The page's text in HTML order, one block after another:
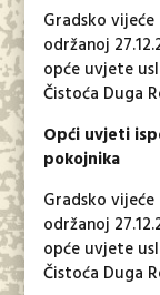
Gradsko vijeće
održanoj
opće uvjete
Čistoća Duga
Opći uvjeti
pokojnika
Gradsko vijeće
održanoj
opće uvjete
Čistoća Duga